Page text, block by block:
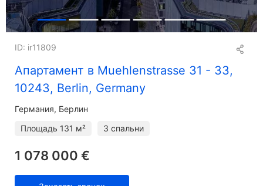
Апартамент в Muehlenstrasse 31 - 33,
10243, Berlin, Germany
ID: ir11809
Германия, Берлин
Площадь 131 м² 3 спальни
1 078 000 €